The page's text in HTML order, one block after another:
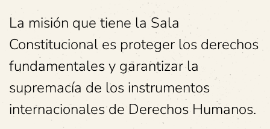
La misión que tiene la Sala
Constitucional es proteger los derechos
fundamentales y garantizar la
supremacía de los instrumentos
internacionales de Derechos Humanos.